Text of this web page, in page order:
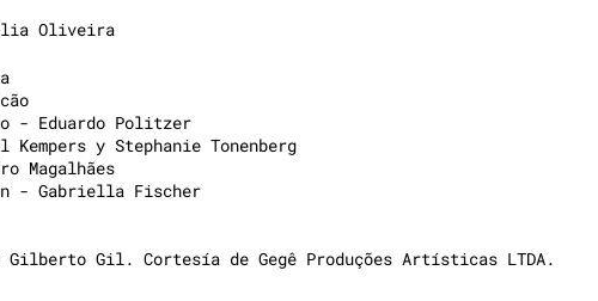
Oliveira
- Eduardo Politzer
y Stephanie Tonenberg
Magalhães
- Gabriella Fischer
Gilberto Gil. Cortesía de Gegê Produções Artísticas LTDA.